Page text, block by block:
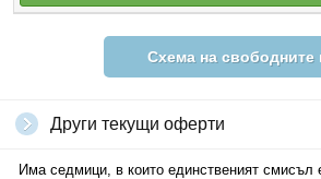
Схема на свободните
Други текущи оферти
Има седмици, в които единственият смисъл